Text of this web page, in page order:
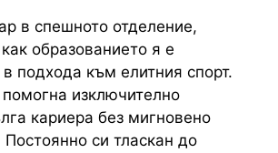
в спешното отделение,
образованието я е
подхода към елитния спорт.
изключително
кариера без мигновено
си тласкан до